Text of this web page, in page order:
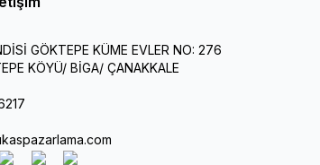
GÖKTEPE KÜME EVLER NO: 276
KÖYÜ/ BİGA/ ÇANAKKALE